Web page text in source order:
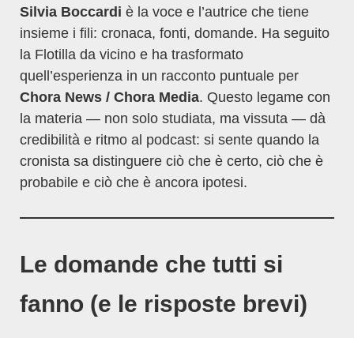
Silvia Boccardi è la voce e l’autrice che tiene
insieme i fili: cronaca, fonti, domande. Ha seguito
la Flotilla da vicino e ha trasformato
quell’esperienza in un racconto puntuale per
Chora News / Chora Media. Questo legame con
la materia — non solo studiata, ma vissuta — dà
credibilità e ritmo al podcast: si sente quando la
cronista sa distinguere ciò che è certo, ciò che è
probabile e ciò che è ancora ipotesi.
Le domande che tutti si
fanno (e le risposte brevi)